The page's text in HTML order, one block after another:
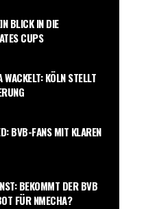
BLICK IN DIE
CUPS
KÖLN STELLT
BVB-FANS MIT KLAREN
BEKOMMT DER BVB
FÜR NMECHA?